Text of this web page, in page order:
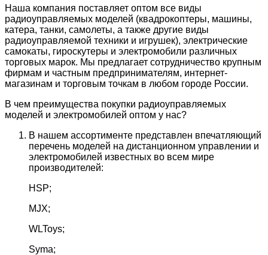
Наша компания поставляет оптом все виды
радиоуправляемых моделей (квадрокоптеры, машины,
катера, танки, самолеты, а также другие виды
радиоуправляемой техники и игрушек), электрические
самокаты, гироскутеры и электромобили различных
торговых марок. Мы предлагает сотрудничество крупным
фирмам и частным предпринимателям, интернет-
магазинам и торговым точкам в любом городе России.
В чем преимущества покупки радиоуправляемых
моделей и электромобилей оптом у нас?
В нашем ассортименте представлен впечатляющий
перечень моделей на дистанционном управлении и
электромобилей известных во всем мире
производителей:
HSP;
MJX;
WLToys;
Syma;